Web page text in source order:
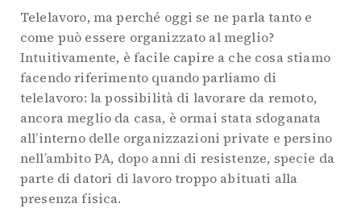
Telelavoro, ma perché oggi se ne parla tanto e
come può essere organizzato al meglio?
Intuitivamente, è facile capire a che cosa stiamo
facendo riferimento quando parliamo di
telelavoro: la possibilità di lavorare da remoto,
ancora meglio da casa, è ormai stata sdoganata
all’interno delle organizzazioni private e persino
nell’ambito PA, dopo anni di resistenze, specie da
parte di datori di lavoro troppo abituati alla
presenza fisica.